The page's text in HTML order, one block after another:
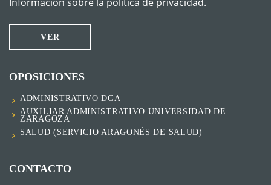
VER
OPOSICIONES
ADMINISTRATIVO DGA
AUXILIAR ADMINISTRATIVO UNIVERSIDAD DE
ZARAGOZA
SALUD (SERVICIO ARAGONÉS DE SALUD)
CONTACTO